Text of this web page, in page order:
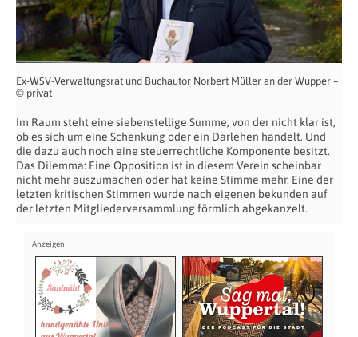
Ex-WSV-Verwaltungsrat und Buchautor Norbert Müller an der Wupper –
© privat
Im Raum steht eine siebenstellige Summe, von der nicht klar ist,
ob es sich um eine Schenkung oder ein Darlehen handelt. Und
die dazu auch noch eine steuerrechtliche Komponente besitzt.
Das Dilemma: Eine Opposition ist in diesem Verein scheinbar
nicht mehr auszumachen oder hat keine Stimme mehr. Eine der
letzten kritischen Stimmen wurde nach eigenen bekunden auf
der letzten Mitgliederversammlung förmlich abgekanzelt.